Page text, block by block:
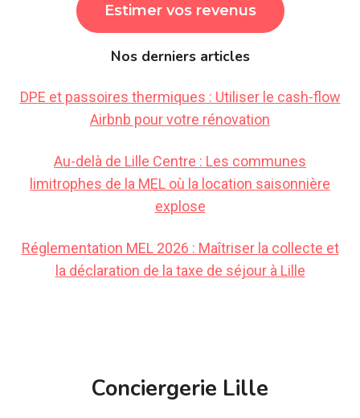
Estimer vos revenus
Nos derniers articles
DPE et passoires thermiques : Utiliser le cash-flow
Airbnb pour votre rénovation
Au-delà de Lille Centre : Les communes
limitrophes de la MEL où la location saisonnière
explose
Réglementation MEL 2026 : Maîtriser la collecte et
la déclaration de la taxe de séjour à Lille
Conciergerie Lille